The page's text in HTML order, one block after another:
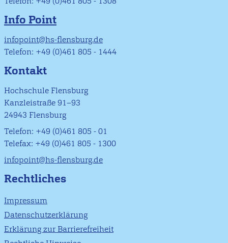
Info Point
infopoint@hs-flensburg.de
Telefon: +49 (0)461 805 - 1444
Kontakt
Hochschule Flensburg
Kanzleistraße 91–93
24943 Flensburg
Telefon: +49 (0)461 805 - 01
Telefax: +49 (0)461 805 - 1300
infopoint@hs-flensburg.de
Rechtliches
Impressum
Datenschutzerklärung
Erklärung zur Barrierefreiheit